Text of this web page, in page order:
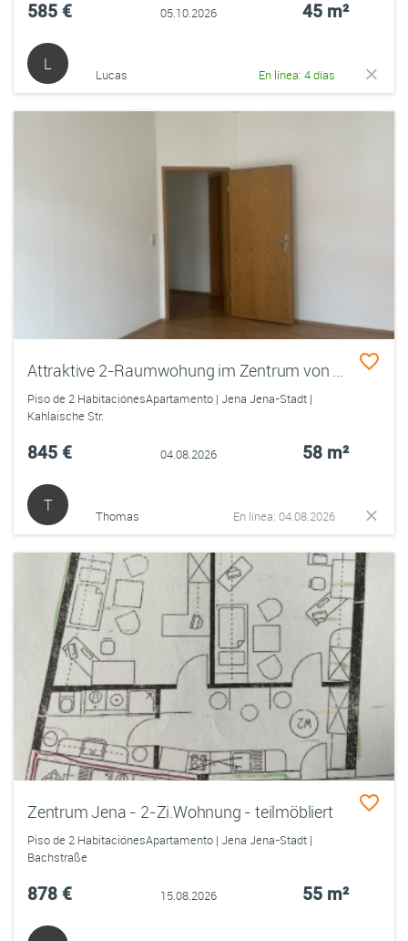
585 € 05.10.2026 45 m²
L
Lucas En línea: 4 días
Attraktive 2-Raumwohung im Zentrum von Jena - auch als zweier WG nutzbar - Neu Bezug
Piso de 2 HabitaciónesApartamento | Jena Jena-Stadt |
Kahlaische Str.
845 € 04.08.2026 58 m²
T
Thomas En línea: 04.08.2026
Zentrum Jena - 2-Zi.Wohnung - teilmöbliert
Piso de 2 HabitaciónesApartamento | Jena Jena-Stadt |
Bachstraße
878 € 15.08.2026 55 m²